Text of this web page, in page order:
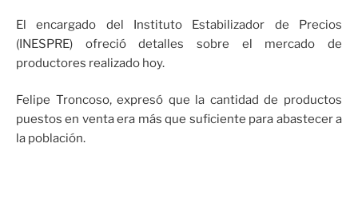
El encargado del Instituto Estabilizador de Precios
(INESPRE) ofreció detalles sobre el mercado de
productores realizado hoy.
Felipe Troncoso, expresó que la cantidad de productos
puestos en venta era más que suficiente para abastecer a
la población.